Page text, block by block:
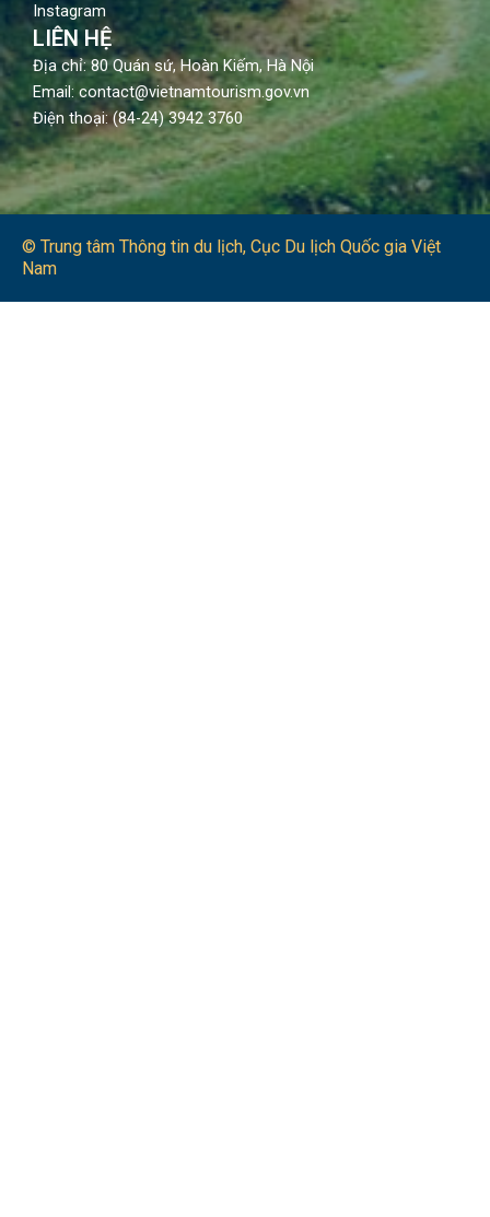
Instagram
LIÊN HỆ
Địa chỉ: 80 Quán sứ, Hoàn Kiếm, Hà Nội
Email: contact@vietnamtourism.gov.vn
Điện thoại: (84-24) 3942 3760
© Trung tâm Thông tin du lịch​, Cục Du lịch Quốc gia Việt
Nam